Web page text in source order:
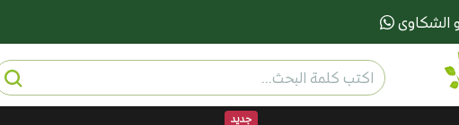
الشكاوى
جديد